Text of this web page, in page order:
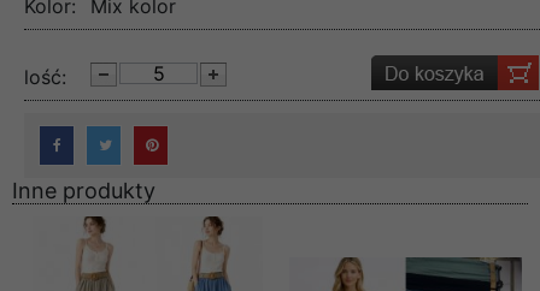
Kolor: Mix kolor
lość:
Inne produkty